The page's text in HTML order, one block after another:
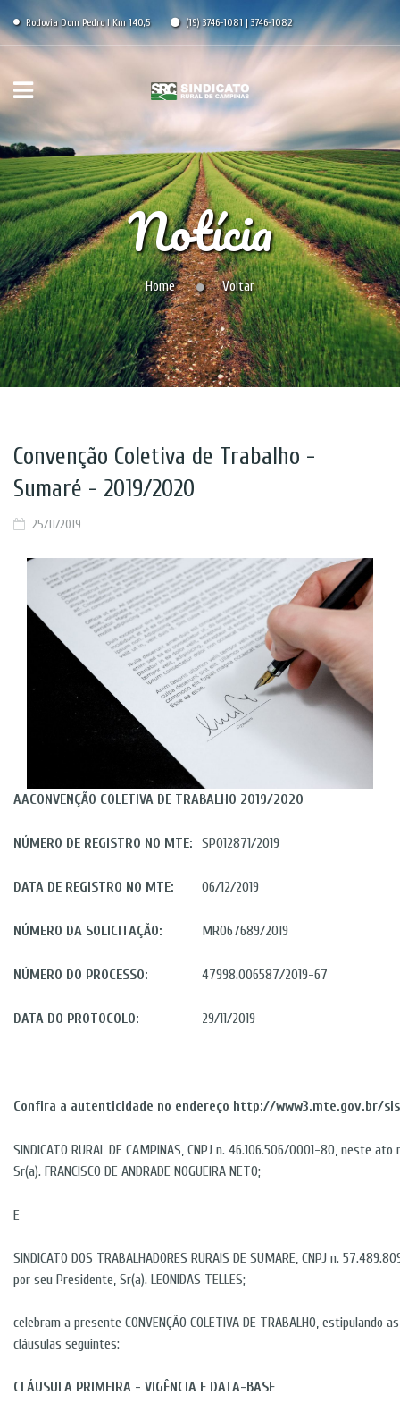
Rodovia Dom Pedro I Km 140,5 (19) 3746-1081 | 3746-1082
Notícia
Home Voltar
Convenção Coletiva de Trabalho -
Sumaré - 2019/2020
25/11/2019
AACONVENÇÃO COLETIVA DE TRABALHO 2019/2020
NÚMERO DE REGISTRO NO MTE: SP012871/2019
DATA DE REGISTRO NO MTE: 06/12/2019
NÚMERO DA SOLICITAÇÃO: MR067689/2019
NÚMERO DO PROCESSO: 47998.006587/2019-67
DATA DO PROTOCOLO: 29/11/2019
Confira a autenticidade no endereço http://www3.mte.gov.br/
SINDICATO RURAL DE CAMPINAS, CNPJ n. 46.106.506/0001-80, neste
Sr(a). FRANCISCO DE ANDRADE NOGUEIRA NETO;
E
SINDICATO DOS TRABALHADORES RURAIS DE SUMARE, CNPJ n.
por seu Presidente, Sr(a). LEONIDAS TELLES;
celebram a presente CONVENÇÃO COLETIVA DE TRABALHO,
cláusulas seguintes:
CLÁUSULA PRIMEIRA - VIGÊNCIA E DATA-BASE